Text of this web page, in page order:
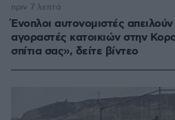
Ένοπλοι αυτονομιστές απειλούν
αγοραστές κατοικιών στην
σπίτια σας», δείτε βίντεο
πριν 7 λεπτά